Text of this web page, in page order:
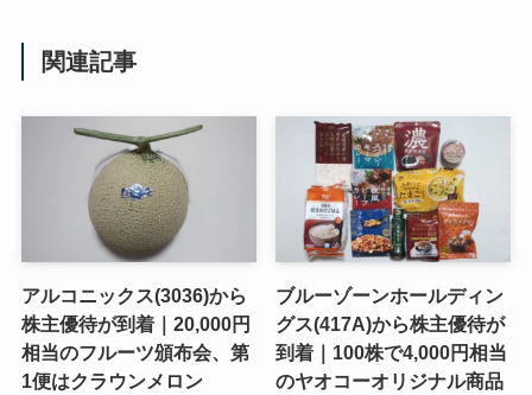
関連記事
アルコニックス(3036)から
株主優待が到着｜20,000円
相当のフルーツ頒布会、第
1便はクラウンメロン
ブルーゾーンホールディン
グス(417A)から株主優待が
到着｜100株で4,000円相当
のヤオコーオリジナル商品